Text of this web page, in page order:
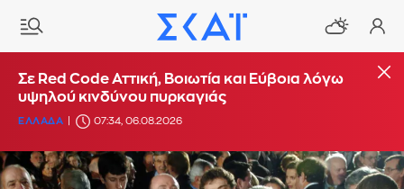
Σε Red Code Αττική, Βοιωτία και Εύβοια λόγω
υψηλού κινδύνου πυρκαγιάς
ΕΛΛΑΔΑ 07:34, 06.08.2026